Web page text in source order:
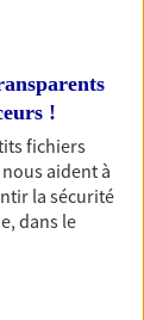
Vie
herbe
d'un
vos
!
fichiers
nous aident à
la sécurité
dans le